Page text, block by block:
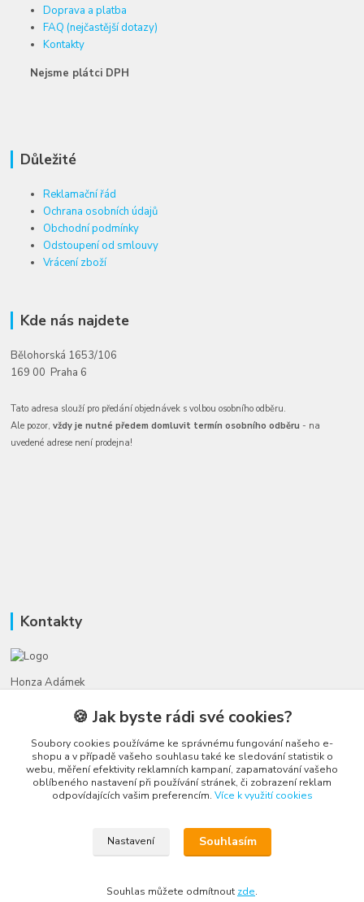
Doprava a platba
FAQ (nejčastější dotazy)
Kontakty
Nejsme plátci DPH
Důležité
Reklamační řád
Ochrana osobních údajů
Obchodní podmínky
Odstoupení od smlouvy
Vrácení zboží
Kde nás najdete
Bělohorská 1653/106
169 00 Praha 6
Tato adresa slouží pro předání objednávek s volbou osobního odběru.
Ale pozor,vždy je nutné předem domluvit termín osobního odběru - na
uvedené adrese není prodejna!
Kontakty
Honza Adámek
(Po-Ne, 9-21 hod.)
honza@autahracky.cz
Upravit sběr cookies.
🍪 Jak byste rádi své cookies?
Soubory cookies používáme ke správnému fungování našeho e-
shopu a v případě vašeho souhlasu také ke sledování statistik o
webu, měření efektivity reklamních kampaní, zapamatování vašeho
oblíbeného nastavení při používání stránek, či zobrazení reklam
odpovídajících vašim preferencím. Více k využití cookies
Nastavení Souhlasím
Souhlas můžete odmítnout zde.